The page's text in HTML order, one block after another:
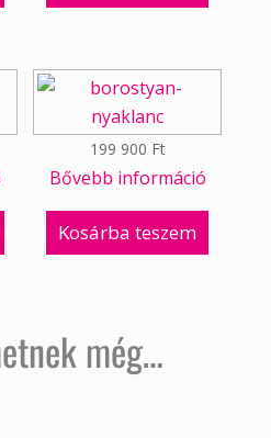
199 900 Ft
Bővebb információ
Kosárba teszem
még…